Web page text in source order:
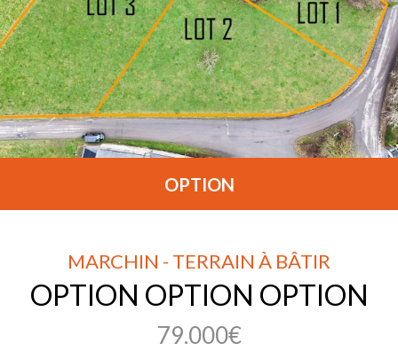
OPTION
MARCHIN - TERRAIN À BÂTIR
OPTION OPTION OPTION
79.000€